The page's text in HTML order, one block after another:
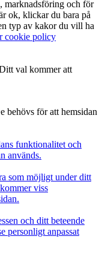
marknadsföring och för
ok, klickar du bara på
typ av kakor du vill ha
cookie policy
val kommer att
behövs för att hemsidan
funktionalitet och
används.
som möjligt under ditt
viss
och ditt beteende
personligt anpassat